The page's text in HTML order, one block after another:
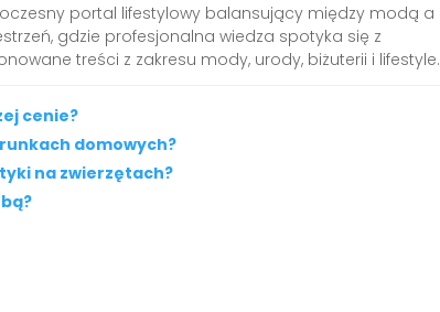
portal lifestylowy balansujący między modą a
gdzie profesjonalna wiedza spotyka się z
treści z zakresu mody, urody, biżuterii i lifestyle.
cenie?
domowych?
na zwierzętach?